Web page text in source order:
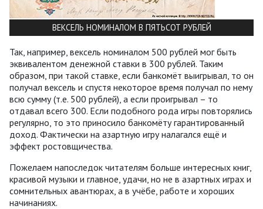
ВЕКСЕЛЬ НОМИНАЛОМ В ПЯТЬСОТ РУБЛЕЙ
Так, например, вексель номиналом 500 рублей мог быть
эквивалентом денежной ставки в 300 рублей. Таким
образом, при такой ставке, если банкомёт выигрывал, то он
получал вексель и спустя некоторое время получал по нему
всю сумму (т.е. 500 рублей), а если проигрывал – то
отдавал всего 300. Если подобного рода игры повторялись
регулярно, то это приносило банкомёту гарантированный
доход. Фактически на азартную игру налагался ещё и
эффект ростовщичества.
Пожелаем напоследок читателям больше интересных книг,
красивой музыки и главное, удачи, но не в азартных играх и
сомнительных авантюрах, а в учёбе, работе и хороших
начинаниях.